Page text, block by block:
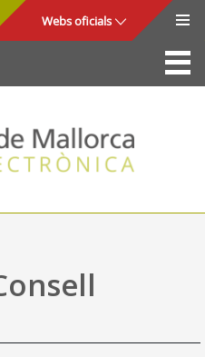
Webs oficials
La Seu
Consell de Mallorca
Accés i seguretat
Utilitats
Ajuda